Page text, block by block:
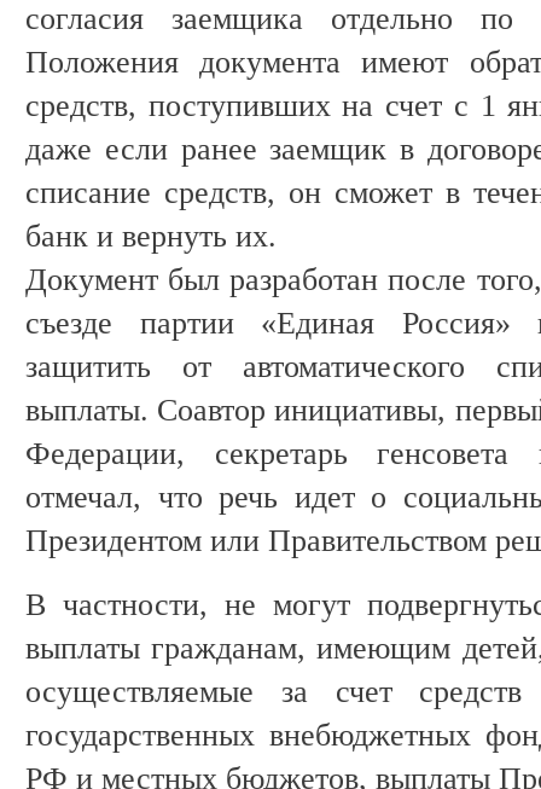
согласия заемщика отдельно по
Положения документа имеют
средств, поступивших на счет с 1
даже если ранее заемщик в
списание средств, он сможет в
банк и вернуть их.
Документ был разработан после
съезде партии «Единая Россия»
защитить от автоматического
выплаты. Соавтор инициативы,
Федерации, секретарь
отмечал, что речь идет о
Президентом или Правительством
В частности, не могут
выплаты гражданам, имеющим
осуществляемые за счет
государственных внебюджетных
РФ и местных бюджетов, выплаты